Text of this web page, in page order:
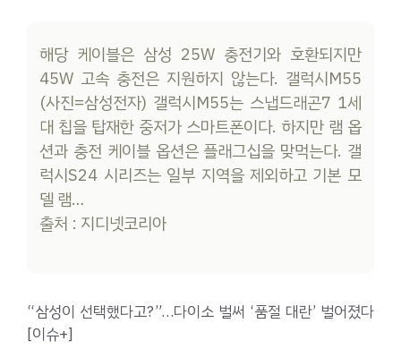
해당 케이블은 삼성 25W 충전기와 호환되지만
45W 고속 충전은 지원하지 않는다. 갤럭시M55
(사진=삼성전자) 갤럭시M55는 스냅드래곤7 1세
대 칩을 탑재한 중저가 스마트폰이다. 하지만 램 옵
션과 충전 케이블 옵션은 플래그십을 맞먹는다. 갤
럭시S24 시리즈는 일부 지역을 제외하고 기본 모
델 램…
출처 : 지디넷코리아
“삼성이 선택했다고?”…다이소 벌써 ‘품절 대란’ 벌어졌다
[이슈+]